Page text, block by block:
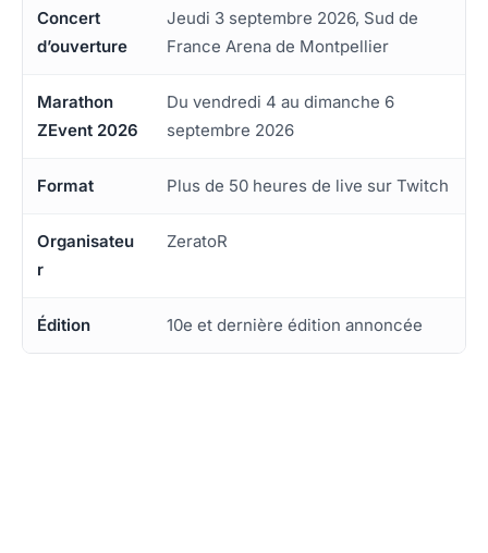
Concert
d’ouverture
Jeudi 3 septembre 2026, Sud de
France Arena de Montpellier
Marathon
ZEvent 2026
Du vendredi 4 au dimanche 6
septembre 2026
Format Plus de 50 heures de live sur Twitch
Organisateu
r
ZeratoR
Édition 10e et dernière édition annoncée